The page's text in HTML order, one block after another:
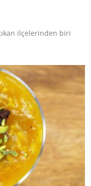
ilçelerinden biri